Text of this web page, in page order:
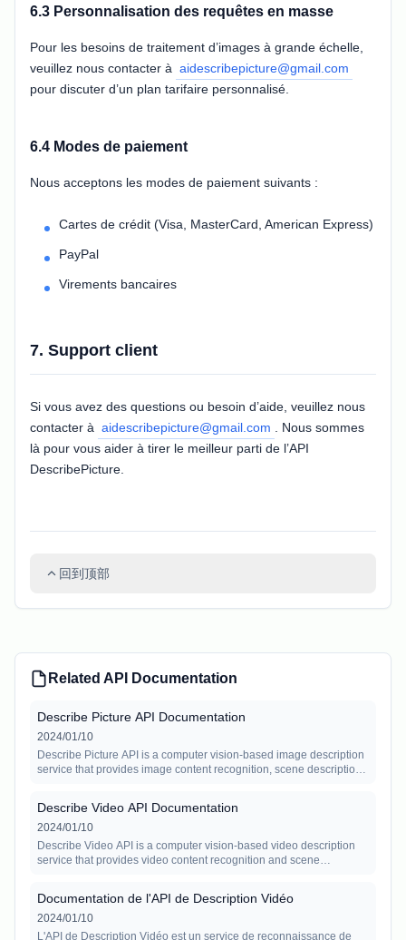
6.3 Personnalisation des requêtes en masse
Pour les besoins de traitement d’images à grande échelle,
veuillez nous contacter à aidescribepicture@gmail.com
pour discuter d’un plan tarifaire personnalisé.
6.4 Modes de paiement
Nous acceptons les modes de paiement suivants :
Cartes de crédit (Visa, MasterCard, American Express)
PayPal
Virements bancaires
7. Support client
Si vous avez des questions ou besoin d’aide, veuillez nous
contacter à aidescribepicture@gmail.com
. Nous sommes
là pour vous aider à tirer le meilleur parti de l’API
DescribePicture.
回到顶部
Related API Documentation
Describe Picture API Documentation
2024/01/10
Describe Picture API is a computer vision-based image description
service that provides image content recognition, scene description,
Describe Video API Documentation
2024/01/10
Describe Video API is a computer vision-based video description
service that provides video content recognition and scene
Documentation de l'API de Description Vidéo
2024/01/10
L'API de Description Vidéo est un service de reconnaissance de